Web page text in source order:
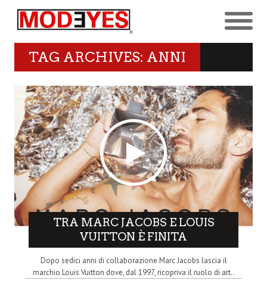
TAG ARCHIVES: ANNI
TRA MARC JACOBS E LOUIS
VUITTON È FINITA
Dopo sedici anni di collaborazione Marc Jacobs lascia il
marchio Louis Vuitton dove, dal 1997, ricopriva il ruolo di art..